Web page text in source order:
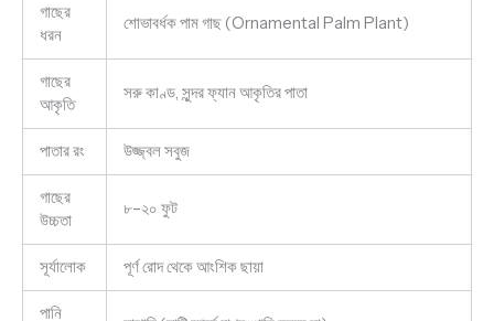
গাছের
ধরন
শোভাবর্ধক পাম গাছ (Ornamental Palm Plant)
গাছের
আকৃতি
সরু কাণ্ড, সুন্দর ফ্যান আকৃতির পাতা
পাতার রং উজ্জ্বল সবুজ
গাছের
উচ্চতা
৮–২০ ফুট
সূর্যালোক পূর্ণ রোদ থেকে আংশিক ছায়া
পানি